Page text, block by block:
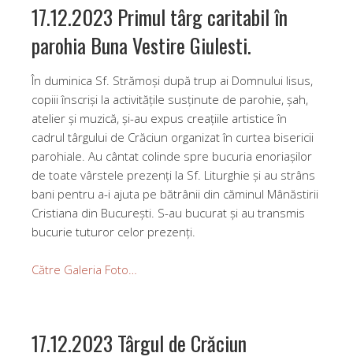
17.12.2023 Primul târg caritabil în
parohia Buna Vestire Giulesti.
În duminica Sf. Strămoși după trup ai Domnului Iisus,
copiii înscriși la activitățile susținute de parohie, șah,
atelier şi muzică, şi-au expus creațiile artistice în
cadrul târgului de Crăciun organizat în curtea bisericii
parohiale. Au cântat colinde spre bucuria enoriașilor
de toate vârstele prezenți la Sf. Liturghie şi au strâns
bani pentru a-i ajuta pe bătrânii din căminul Mânăstirii
Cristiana din București. S-au bucurat şi au transmis
bucurie tuturor celor prezenți.
Către Galeria Foto…
17.12.2023 Târgul de Crăciun